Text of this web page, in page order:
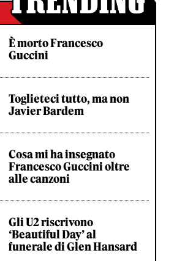
È morto Francesco
Guccini
Toglieteci tutto, ma non
Javier Bardem
Cosa mi ha insegnato
Francesco Guccini oltre
alle canzoni
Gli U2 riscrivono
‘Beautiful Day’ al
funerale di Glen Hansard